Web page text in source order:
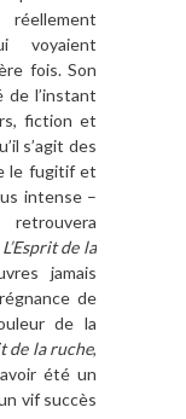
voyaient
fois. Son
de l’instant
fiction et
s’agit des
le fugitif et
intense –
L’Esprit de la
jamais
de
de la
de la ruche,
été un
vif succès